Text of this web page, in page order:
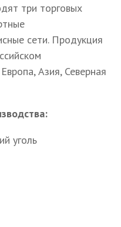
три торговых
сети. Продукция
Азия, Северная
уголь